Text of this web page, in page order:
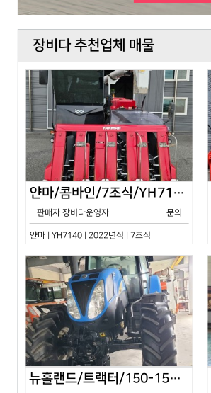
장비다 추천업체 매물
얀마/콤바인/7조식/YH7140/2024년식
판매자 장비다운영자 문의
얀마 | YH7140 | 2022년식 | 7조식
뉴홀랜드/트랙터/150-159hp/T6080/2016년식